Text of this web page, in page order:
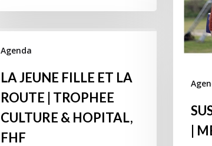
|
Agenda
LA JEUNE FILLE ET LA
ROUTE | TROPHEE
CULTURE & HOPITAL,
FHF